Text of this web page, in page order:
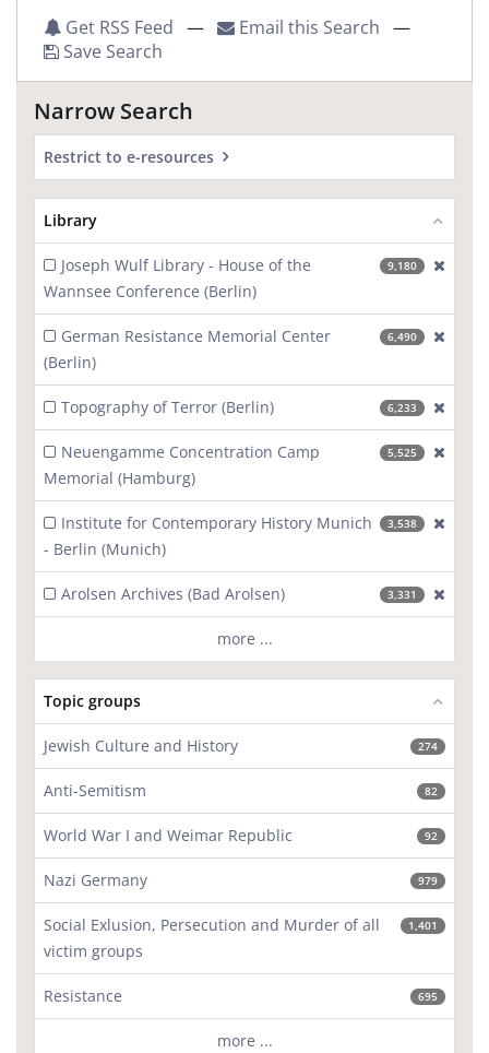
Get RSS Feed — Email this Search —
Save Search
Narrow Search
Restrict to e-resources
Library
Joseph Wulf Library - House of the
Wannsee Conference (Berlin)
9,180
German Resistance Memorial Center
(Berlin)
6,490
Topography of Terror (Berlin) 6,233
Neuengamme Concentration Camp
Memorial (Hamburg)
5,525
Institute for Contemporary History Munich
- Berlin (Munich)
3,538
Arolsen Archives (Bad Arolsen) 3,331
more ...
Topic groups
Jewish Culture and History 274
Anti-Semitism 82
World War I and Weimar Republic 92
Nazi Germany 979
Social Exlusion, Persecution and Murder of all
victim groups
1,401
Resistance 695
more ...